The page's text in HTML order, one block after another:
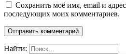
Сохранить моё имя, email и
последующих моих комментариев.
Найти: